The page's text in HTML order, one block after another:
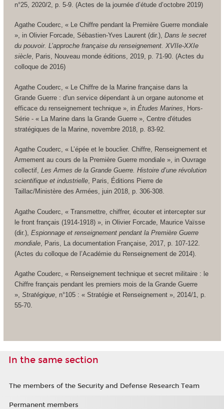
n°25, 2020/2, p. 5-9. (Actes de la journée d’étude d’octobre 2019)
Agathe Couderc, « Le Chiffre pendant la Première Guerre mondiale
», inOlivier Forcade, Sébastien-Yves Laurent (dir.), Dans le secret
du pouvoir. L’approche française du renseignement. XVIIe-XXIe
siècle, Paris, Nouveau monde éditions, 2019, p. 71-90. (Actes du
colloque de 2016)
Agathe Couderc, « Le Chiffre de la Marine française dans la
Grande Guerre : d'un service dépendant à un organe autonome et
efficace du renseignement technique », in Études Marines , Hors-
Série - « La Marine dans la Grande Guerre », Centre d'études
stratégiques de la Marine, novembre 2018, p. 83-92.
Agathe Couderc, « L’épée et le bouclier. Chiffre, Renseignement et
Armement au cours de la Première Guerre mondiale », inOuvrage
collectif, Les Armes de la Grande Guerre. Histoire d’une révolution
scientifique et industrielle, Paris, Éditions Pierre de
Taillac/Ministère des Armées, juin 2018, p. 306-308.
Agathe Couderc, « Transmettre, chiffrer, écouter et intercepter sur
le front français (1914-1918) », inOlivier Forcade, Maurice Vaïsse
(dir.), Espionnage et renseignement pendant la Première Guerre
mondiale, Paris, La documentation Française, 2017, p. 107-122.
(Actes du colloque de l’Académie du Renseignement de 2014).
Agathe Couderc, « Renseignement technique et secret militaire : le
Chiffre français pendant les premiers mois de la Grande Guerre
», Stratégique, n°105 : « Stratégie et Renseignement », 2014/1, p.
55-70.
In the same section
The members of the Security and Defense Research Team
Permanent members